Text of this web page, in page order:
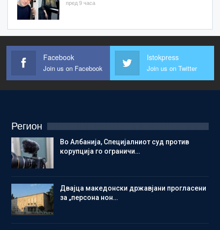
пред 9 часа
Facebook
Join us on Facebook
Istokpress
Join us on Twitter
Регион
Во Албанија, Специјалниот суд против
корупција го ограничи…
Двајца македонски државјани прогласени
за „персона нон…